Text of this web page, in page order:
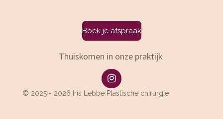
Boek je afspraak
Thuiskomen in onze praktijk
I
n
© 2025 - 2026 Iris Lebbe Plastische chirurgie